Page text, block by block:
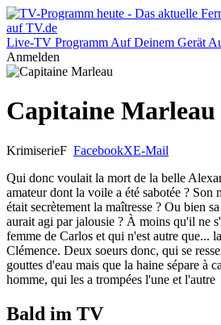
Live-TV Programm Auf Deinem Gerät
Anmelden
Capitaine Marleau
KrimiserieF FacebookXE-Mail
Qui donc voulait la mort de la belle
amateur dont la voile a été sabotée ? Son
était secrètement la maîtresse ? Ou bien
aurait agi par jalousie ? À moins qu'il ne
femme de Carlos et qui n'est autre que...
Clémence. Deux soeurs donc, qui se
gouttes d'eau mais que la haine sépare à
homme, qui les a trompées l'une et l'autre
Bald im TV